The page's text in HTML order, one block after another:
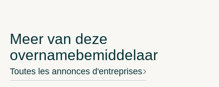
Meer van deze
overnamebemiddelaar
Toutes les annonces d'entreprises